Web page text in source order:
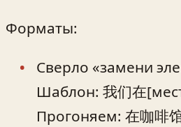
Форматы:
Сверло «замени
Шаблон: 我们在
Прогоняем: 在咖啡